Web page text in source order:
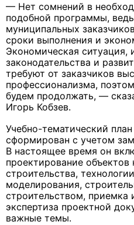
— Нет сомнений в
подобной программы,
муниципальных
сроки выполнения и
Экономическая ситуация,
законодательства и
требуют от заказчиков
профессионализма,
будем продолжать, —
Игорь Кобзев.
Учебно-тематический
сформирован с учетом
В настоящее время он
проектирование объектов
строительства,
моделирования,
строительством, приемка
экспертиза проектной
важные темы.